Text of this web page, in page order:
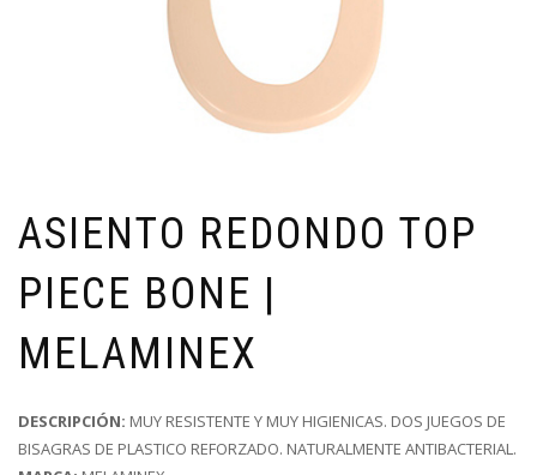
ASIENTO REDONDO TOP
PIECE BONE |
MELAMINEX
DESCRIPCIÓN: MUY RESISTENTE Y MUY HIGIENICAS. DOS JUEGOS DE
BISAGRAS DE PLASTICO REFORZADO. NATURALMENTE ANTIBACTERIAL.